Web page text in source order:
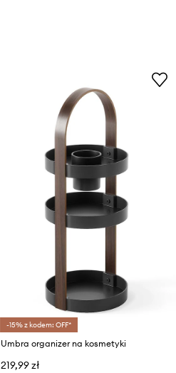
-15% z kodem: OFF*
Umbra organizer na kosmetyki
219,99 zł